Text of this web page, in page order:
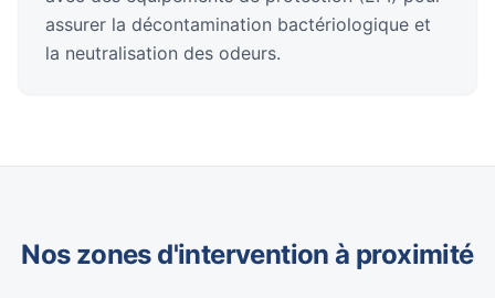
assurer la décontamination bactériologique et
la neutralisation des odeurs.
Nos zones d'intervention à proximité